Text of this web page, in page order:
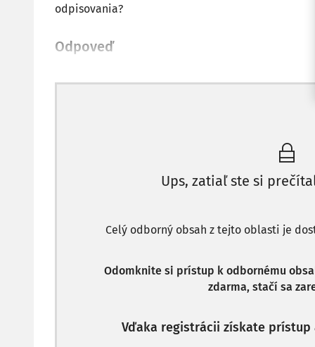
odpisovania?
Odpoveď
Ups, zatiaľ ste si
Celý odborný obsah z tejto oblasti je
Odomknite si prístup k odbornému
zdarma, stačí sa
Vďaka registrácii získate prístup